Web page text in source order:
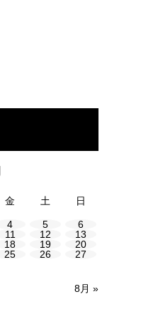
金 土 日
4 5
6
11 12
13
18 19
20
25 26
27
8月 »